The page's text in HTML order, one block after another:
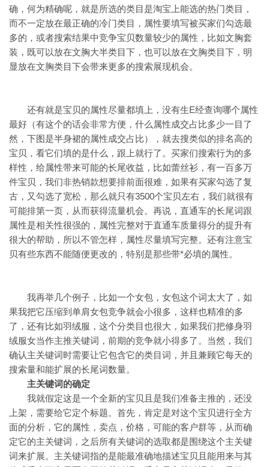
确，何为精确呢，就是所选的类目是淘宝上能选的热门类目，
而不一定放在最正确的冷门类目，属性要填写被买家们勾选最
多的，或者搜索结果中竞争宝贝数量较少的属性，比如文胸套
装，既可以放在文胸大半类目下，也可以放在文胸类目下，明
显放在文胸类目下会带来更多的搜索展现机会。
还有就是宝贝的属性尽量都填上，没有生E经查询哪个属性
最好（有这个的话会非常方便，什么属性成交占比多少一目了
然，下图是半身裙的属性成交占比），就去搜类似的排名高的
宝贝，看它们填的是什么，跟上就行了。买家们搜索行为的多
样性，给属性带来可能的长尾收益，比如蕾丝衫，有一百多万
件宝贝，我们非热销款想要排前面很难，如果有买家勾选了复
古，又勾选了宽松，那么就只有3500个宝贝左右，我们就很有
可能排第一页，从而获得流量机会。再说，直通车的长尾词跟
属性是相关性很强的，属性完整对于直通车质量得分的提升有
很大的帮助，所以不管怎样，属性尽量填写完整。还有注意宝
贝有些东西不能随便更改的，特别是那些带*必填的属性。
我再举几个例子，比如一个女包，女包这个词太大了，如
果我把它压缩到单肩女包竞争就会小很多，这样也精准的多
了，还有比如羽绒服，这个分类目也很大，如果我们把修身羽
绒服女当作主推关键词，前期的竞争就小得多了。当然，我们
确认主关键词时需要让它包含它的类目词，并且兼顾它每天的
搜索量和能扩展的长尾词数量。
主关键词的确定
我就假定这是一个全新的宝贝且是我们准备主推的，还没
上架，需要给它定个标题。首先，肯定是对这个宝贝进行全方
面的分析，它的属性，卖点，价格，可能的客户群等，从而确
定它的主关键词，之后所有关键词的选取都是围绕这个主关键
词来扩展。主关键词指的是能最准确地描述宝贝且能用来与其